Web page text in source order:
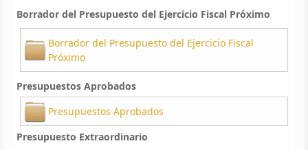
Borrador del Presupuesto del Ejercicio Fiscal Próximo
Borrador del Presupuesto del Ejercicio Fiscal
Próximo
Presupuestos Aprobados
Presupuestos Aprobados
Presupuesto Extraordinario